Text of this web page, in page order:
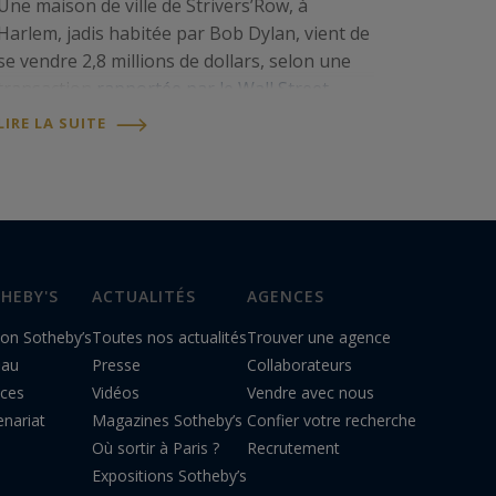
Une maison de ville de Strivers’Row, à
Harlem, jadis habitée par Bob Dylan, vient de
vendre 2,8 millions de dollars, selon une
rapportée par le Wall Street
. La vente a été menée par
LA SUITE
Sotheby’s
ACTUALITÉS
Toutes nos actualités
Presse
Vidéos
Magazines Sotheby’s
Où sortir à Paris ?
Expositions Sotheby’s
AGENCES
Trouver une agence
Collaborateurs
Vendre avec nous
Confier votre recherche
Recrutement